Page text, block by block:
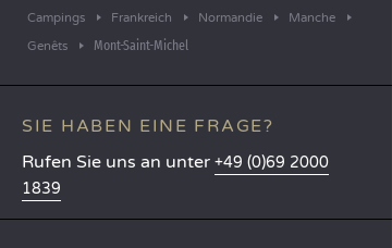
Campings Frankreich Normandie
Manche
Genêts
Mont-Saint-Michel
SIE HABEN EINE FRAGE?
Rufen Sie uns an unter +49 (0)69 2000
1839